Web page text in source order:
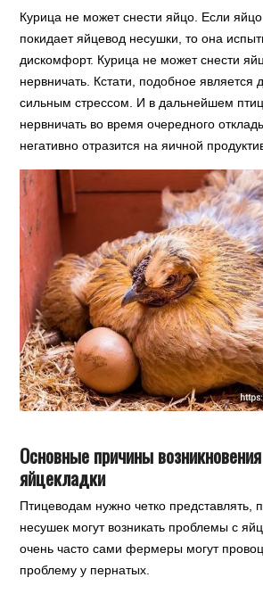
Курица не может снести яйцо. Если
покидает яйцевод несушки, то она
дискомфорт. Курица не может снести
нервничать. Кстати, подобное является
сильным стрессом. И в дальнейшем
нервничать во время очередного
негативно отразится на яичной
Основные причины
яйцекладки
Птицеводам нужно четко представлять,
несушек могут возникать проблемы с
очень часто сами фермеры могут
проблему у пернатых.